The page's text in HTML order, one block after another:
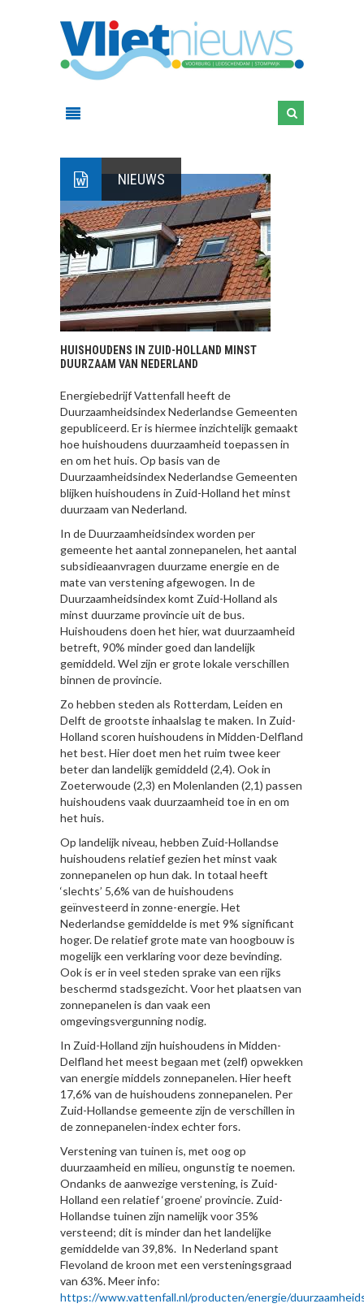
NIEUWS
HUISHOUDENS IN ZUID-HOLLAND MINST
DUURZAAM VAN NEDERLAND
Energiebedrijf Vattenfall heeft de
Duurzaamheidsindex Nederlandse Gemeenten
gepubliceerd. Er is hiermee inzichtelijk gemaakt
hoe huishoudens duurzaamheid toepassen in
en om het huis. Op basis van de
Duurzaamheidsindex Nederlandse Gemeenten
blijken huishoudens in Zuid-Holland het minst
duurzaam van Nederland.
In de Duurzaamheidsindex worden per
gemeente het aantal zonnepanelen, het aantal
subsidieaanvragen duurzame energie en de
mate van verstening afgewogen. In de
Duurzaamheidsindex komt Zuid-Holland als
minst duurzame provincie uit de bus.
Huishoudens doen het hier, wat duurzaamheid
betreft, 90% minder goed dan landelijk
gemiddeld. Wel zijn er grote lokale verschillen
binnen de provincie.
Zo hebben steden als Rotterdam, Leiden en
Delft de grootste inhaalslag te maken. In Zuid-
Holland scoren huishoudens in Midden-Delfland
het best. Hier doet men het ruim twee keer
beter dan landelijk gemiddeld (2,4). Ook in
Zoeterwoude (2,3) en Molenlanden (2,1) passen
huishoudens vaak duurzaamheid toe in en om
het huis.
Op landelijk niveau, hebben Zuid-Hollandse
huishoudens relatief gezien het minst vaak
zonnepanelen op hun dak. In totaal heeft
‘slechts’ 5,6% van de huishoudens
geïnvesteerd in zonne-energie. Het
Nederlandse gemiddelde is met 9% significant
hoger. De relatief grote mate van hoogbouw is
mogelijk een verklaring voor deze bevinding.
Ook is er in veel steden sprake van een rijks
beschermd stadsgezicht. Voor het plaatsen van
zonnepanelen is dan vaak een
omgevingsvergunning nodig.
In Zuid-Holland zijn huishoudens in Midden-
Delfland het meest begaan met (zelf) opwekken
van energie middels zonnepanelen. Hier heeft
17,6% van de huishoudens zonnepanelen. Per
Zuid-Hollandse gemeente zijn de verschillen in
de zonnepanelen-index echter fors.
Verstening van tuinen is, met oog op
duurzaamheid en milieu, ongunstig te noemen.
Ondanks de aanwezige verstening, is Zuid-
Holland een relatief ‘groene’ provincie. Zuid-
Hollandse tuinen zijn namelijk voor 35%
versteend; dit is minder dan het landelijke
gemiddelde van 39,8%. In Nederland spant
Flevoland de kroon met een versteningsgraad
van 63%. Meer info:
https://www.vattenfall.nl/producten/energie/